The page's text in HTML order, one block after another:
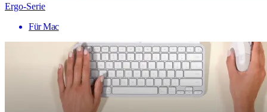
Ergo-Serie
Für Mac